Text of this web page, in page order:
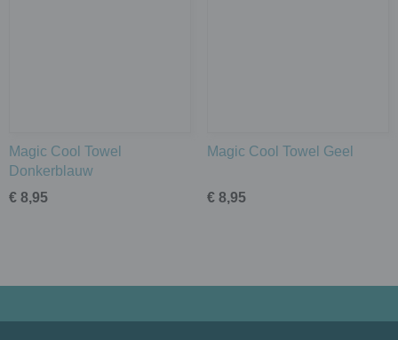
Magic Cool Towel
Donkerblauw
€ 8,95
Magic Cool Towel Geel
€ 8,95